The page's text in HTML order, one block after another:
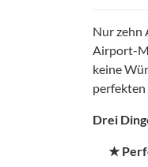
Nur zehn
Airport-
keine
perfekten
Drei
★